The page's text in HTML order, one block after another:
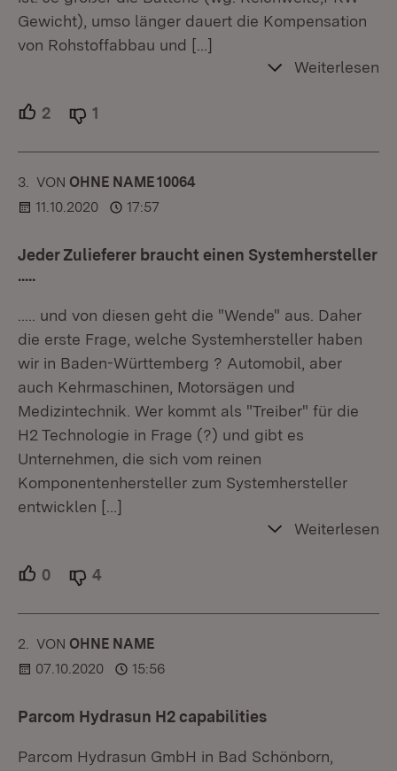
Gewicht), umso länger dauert die Kompensation
von Rohstoffabbau und […]
Weiterlesen
2 Unterstützer.
1
3. KOMMENTAR
VON :OHNE NAME 10064
11.10.2020
17:57
Jeder Zulieferer braucht einen Systemhersteller
.....
..... und von diesen geht die "Wende" aus. Daher
die erste Frage, welche Systemhersteller haben
wir in Baden-Württemberg ? Automobil, aber
auch Kehrmaschinen, Motorsägen und
Medizintechnik. Wer kommt als "Treiber" für die
H2 Technologie in Frage (?) und gibt es
Unternehmen, die sich vom reinen
Komponentenhersteller zum Systemhersteller
entwicklen […]
Weiterlesen
0 Unterstützer.
4
2. KOMMENTAR
VON :OHNE NAME
07.10.2020
15:56
Parcom Hydrasun H2 capabilities
Parcom Hydrasun GmbH in Bad Schönborn,